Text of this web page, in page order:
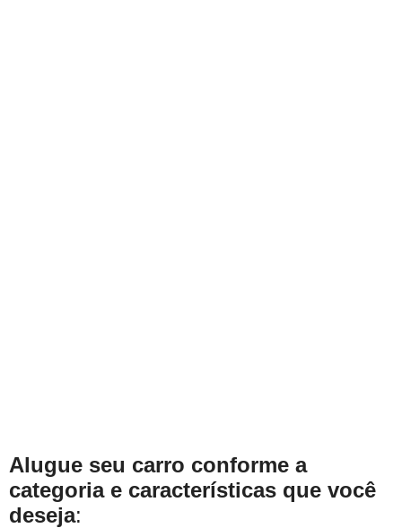
Alugue seu carro conforme a
categoria e características que você
deseja: